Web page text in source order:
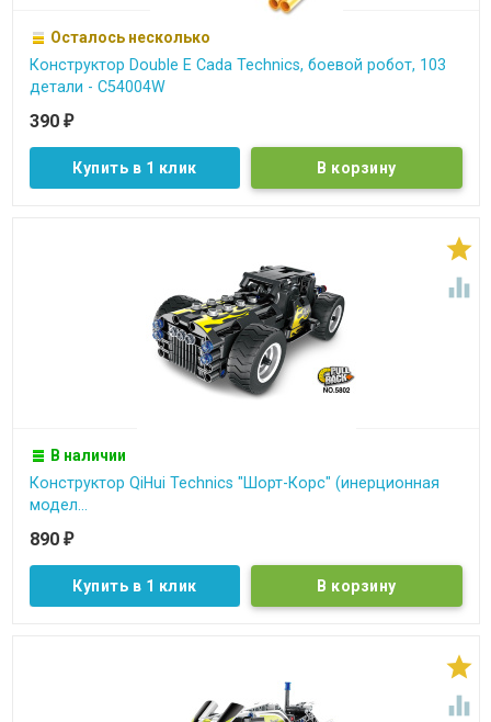
Осталось несколько
Конструктор Double E Cada Technics, боевой робот, 103
детали - C54004W
390 ₽
Купить в 1 клик


В наличии
Конструктор QiHui Technics "Шорт-Корс" (инерционная
модел...
890 ₽
Купить в 1 клик

